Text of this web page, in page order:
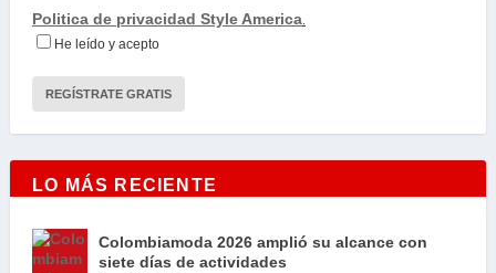
Politica de privacidad Style America.
He leído y acepto
LO MÁS RECIENTE
Colombiamoda 2026 amplió su alcance con
siete días de actividades